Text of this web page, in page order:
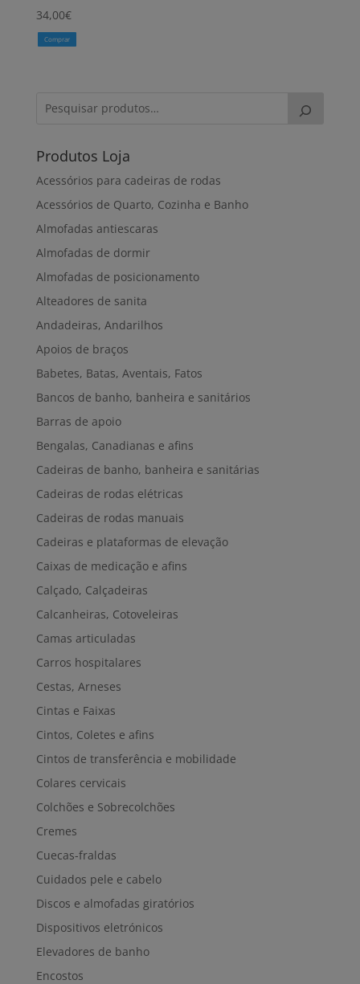
34,00€
Comprar
Produtos Loja
Acessórios para cadeiras de rodas
Acessórios de Quarto, Cozinha e Banho
Almofadas antiescaras
Almofadas de dormir
Almofadas de posicionamento
Alteadores de sanita
Andadeiras, Andarilhos
Apoios de braços
Babetes, Batas, Aventais, Fatos
Bancos de banho, banheira e sanitários
Barras de apoio
Bengalas, Canadianas e afins
Cadeiras de banho, banheira e sanitárias
Cadeiras de rodas elétricas
Cadeiras de rodas manuais
Cadeiras e plataformas de elevação
Caixas de medicação e afins
Calçado, Calçadeiras
Calcanheiras, Cotoveleiras
Camas articuladas
Carros hospitalares
Cestas, Arneses
Cintas e Faixas
Cintos, Coletes e afins
Cintos de transferência e mobilidade
Colares cervicais
Colchões e Sobrecolchões
Cremes
Cuecas-fraldas
Cuidados pele e cabelo
Discos e almofadas giratórios
Dispositivos eletrónicos
Elevadores de banho
Encostos